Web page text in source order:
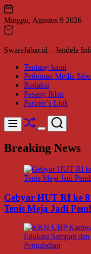
Skip
to
content
Minggu, Agustus 9 2026
SwaraJabar.id – Jendela
Tentang kami
Pedoman Media
Redaksi
Pasang Iklan
Partner’s Link
Menu Shuffle
Switch
mode
Search
Breaking News
Gebyar HUT RI ke
Tenis Meja Jadi